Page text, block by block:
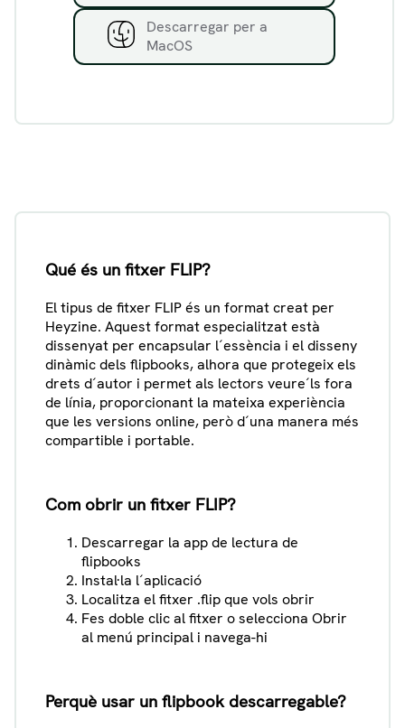
Descarregar per a
MacOS
Qué és un fitxer FLIP?
El tipus de fitxer FLIP és un format creat per
Heyzine. Aquest format especialitzat està
dissenyat per encapsular l´essència i el disseny
dinàmic dels flipbooks, alhora que protegeix els
drets d´autor i permet als lectors veure´ls fora
de línia, proporcionant la mateixa experiència
que les versions online, però d´una manera més
compartible i portable.
Com obrir un fitxer FLIP?
Descarregar la app de lectura de
flipbooks
Instal·la l´aplicació
Localitza el fitxer .flip que vols obrir
Fes doble clic al fitxer o selecciona Obrir
al menú principal i navega-hi
Perquè usar un flipbook descarregable?